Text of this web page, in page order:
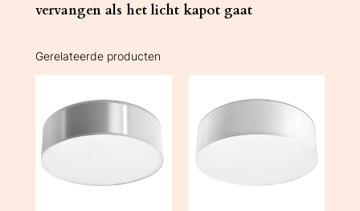
vervangen als het licht kapot gaat
Gerelateerde producten